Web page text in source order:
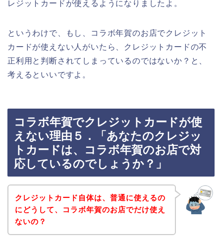
レジットカードが使えるようになりましたよ。
というわけで、もし、コラボ年賀のお店でクレジット
カードが使えない人がいたら、クレジットカードの不
正利用と判断されてしまっているのではないか？と、
考えるといいですよ。
コラボ年賀でクレジットカードが使
えない理由５．「あなたのクレジッ
トカードは、コラボ年賀のお店で対
応しているのでしょうか？」
クレジットカード自体は、普通に使えるの
にどうして、コラボ年賀のお店でだけ使え
ないの？